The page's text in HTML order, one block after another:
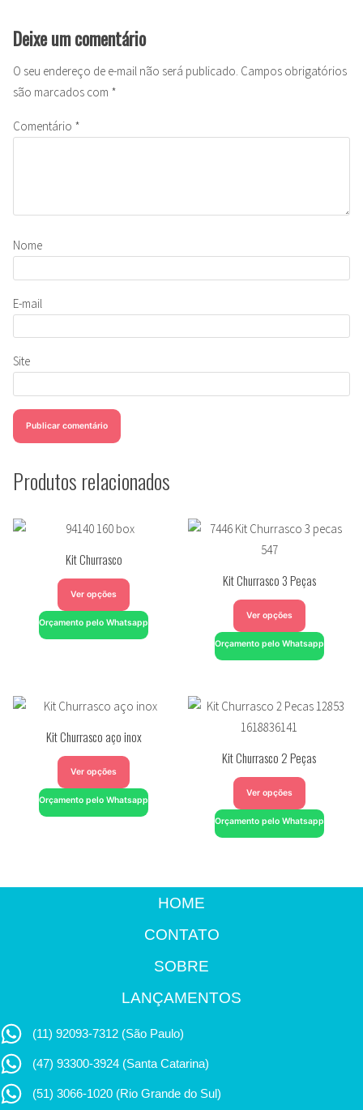
Deixe um comentário
O seu endereço de e-mail não será publicado. Campos obrigatórios
são marcados com *
Comentário *
Nome
E-mail
Site
Produtos relacionados
Kit Churrasco
Ver opções
Orçamento pelo Whatsapp
Kit Churrasco 3 Peças
Ver opções
Orçamento pelo Whatsapp
Kit Churrasco aço inox
Ver opções
Orçamento pelo Whatsapp
Kit Churrasco 2 Peças
Ver opções
Orçamento pelo Whatsapp
HOME
CONTATO
SOBRE
LANÇAMENTOS
(11) 92093-7312 (São Paulo)
(47) 93300-3924 (Santa Catarina)
(51) 3066-1020 (Rio Grande do Sul)